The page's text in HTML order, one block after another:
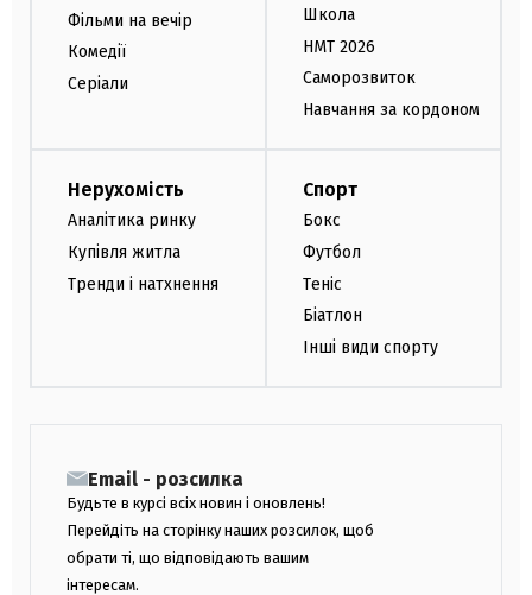
Фільми на вечір
Комедії
Серіали
Школа
НМТ 2026
Саморозвиток
Навчання за кордоном
Нерухомість
Аналітика ринку
Купівля житла
Тренди і натхнення
Спорт
Бокс
Футбол
Теніс
Біатлон
Інші види спорту
Email - розсилка
Будьте в курсі всіх новин і оновлень!
Перейдіть на сторінку наших розсилок, щоб
обрати ті, що відповідають вашим
інтересам.